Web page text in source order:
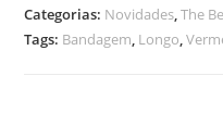
Categorias: Novidades,The
Tags: Bandagem, Longo,